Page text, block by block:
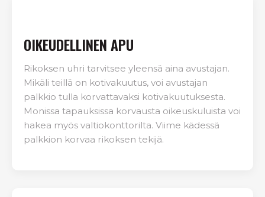
OIKEUDELLINEN APU
Rikoksen uhri tarvitsee yleensä aina avustajan.
Mikäli teillä on kotivakuutus, voi avustajan
palkkio tulla korvattavaksi kotivakuutuksesta.
Monissa tapauksissa korvausta oikeuskuluista voi
hakea myös valtiokonttorilta. Viime kädessä
palkkion korvaa rikoksen tekijä.